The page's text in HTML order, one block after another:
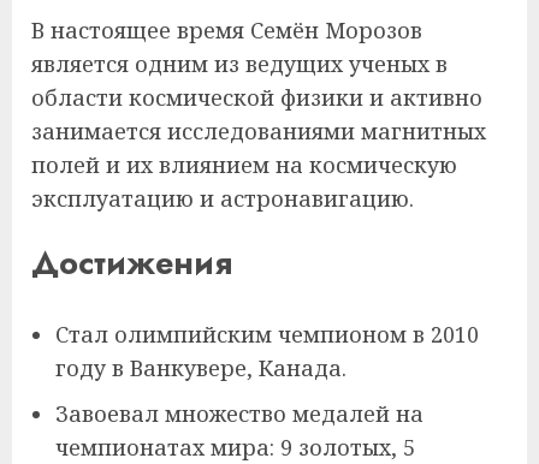
В настоящее время Семён Морозов
является одним из ведущих ученых в
области космической физики и активно
занимается исследованиями магнитных
полей и их влиянием на космическую
эксплуатацию и астронавигацию.
Достижения
Стал олимпийским чемпионом в 2010
году в Ванкувере, Канада.
Завоевал множество медалей на
чемпионатах мира: 9 золотых, 5